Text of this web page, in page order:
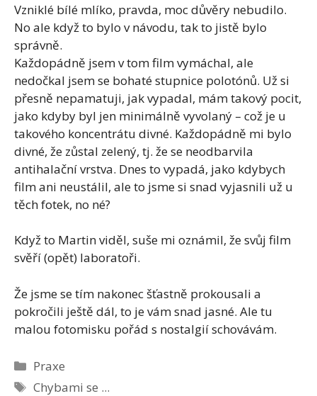
Vzniklé bílé mlíko, pravda, moc důvěry nebudilo.
No ale když to bylo v návodu, tak to jistě bylo
správně.
Každopádně jsem v tom film vymáchal, ale
nedočkal jsem se bohaté stupnice polotónů. Už si
přesně nepamatuji, jak vypadal, mám takový pocit,
jako kdyby byl jen minimálně vyvolaný – což je u
takového koncentrátu divné. Každopádně mi bylo
divné, že zůstal zelený, tj. že se neodbarvila
antihalační vrstva. Dnes to vypadá, jako kdybych
film ani neustálil, ale to jsme si snad vyjasnili už u
těch fotek, no né?
Když to Martin viděl, suše mi oznámil, že svůj film
svěří (opět) laboratoři.
Že jsme se tím nakonec šťastně prokousali a
pokročili ještě dál, to je vám snad jasné. Ale tu
malou fotomisku pořád s nostalgií schovávám.
Rubriky
Praxe
Štítky
Chybami se ...